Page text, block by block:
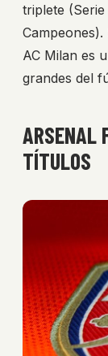
triplete (Serie
AC Milan es
grandes del
ARSENAL
TÍTULOS